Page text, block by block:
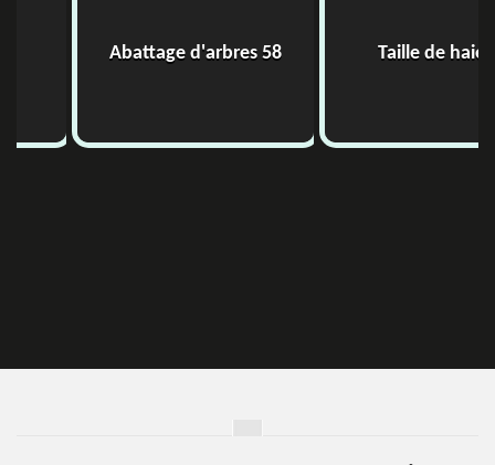
Abattage d'arbres 58 Taille de haie